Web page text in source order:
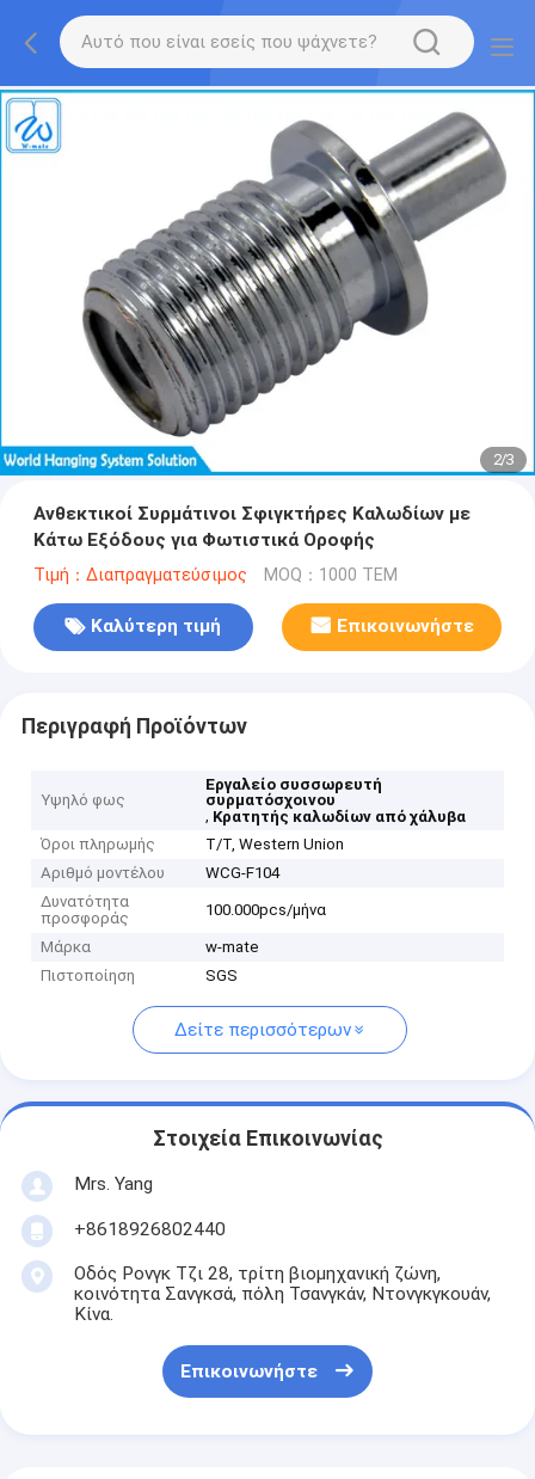
2/3
Ανθεκτικοί Συρμάτινοι Σφιγκτήρες Καλωδίων με
Κάτω Εξόδους για Φωτιστικά Οροφής
Τιμή：Διαπραγματεύσιμος MOQ：1000 ΤΕΜ
Καλύτερη τιμή Επικοινωνήστε
Περιγραφή Προϊόντων
Υψηλό φως
Εργαλείο συσσωρευτή
συρματόσχοινου
, Κρατητής καλωδίων από χάλυβα
Όροι πληρωμής
T/T, Western Union
Αριθμό μοντέλου
WCG-F104
Δυνατότητα
προσφοράς
100.000pcs/μήνα
Μάρκα
w-mate
Πιστοποίηση
SGS
Δείτε περισσότερων
Στοιχεία Επικοινωνίας
Mrs. Yang
+8618926802440
Οδός Ρονγκ Τζι 28, τρίτη βιομηχανική ζώνη,
κοινότητα Σανγκσά, πόλη Τσανγκάν, Ντονγκγκουάν,
Κίνα.
Επικοινωνήστε